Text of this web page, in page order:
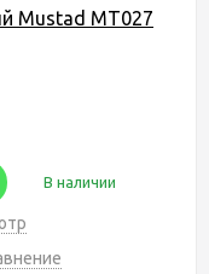
Mustad MT027
В наличии